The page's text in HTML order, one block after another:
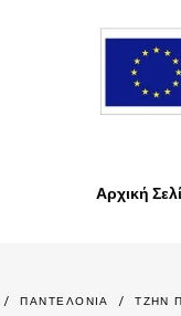
Αρχική
/ΠΑΝΤΕΛΟΝΙΑ /ΤΖΗΝ